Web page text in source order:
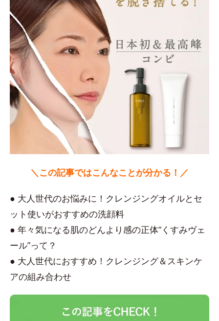
＼この記事ではこんなことが分かる！／
● 大人世代のお悩みに！クレンジングオイルとセ
ット使いがおすすめの洗顔料
● 年々気になる肌のどんより感の正体“くすみヴェ
ール”って？
● 大人世代におすすめ！クレンジング＆スキンケ
アの組み合わせ